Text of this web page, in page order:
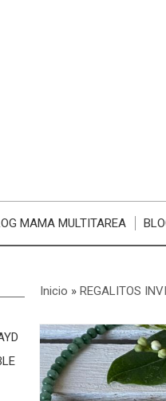
MAMA MULTITAREA
Inicio » REGALITOS